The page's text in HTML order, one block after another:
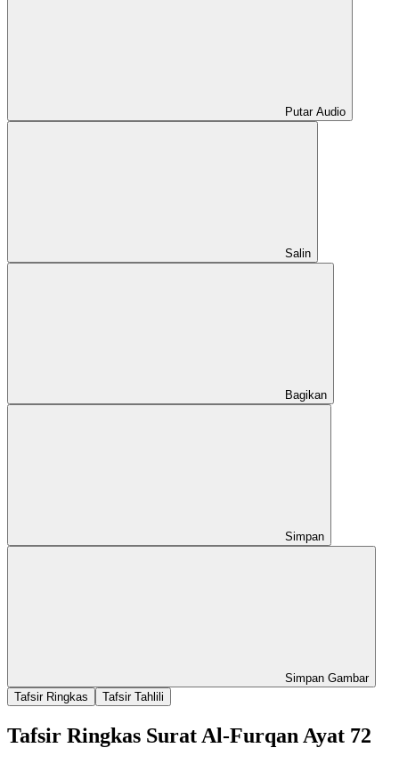
Putar Audio
Salin
Bagikan
Simpan
Simpan Gambar
Tafsir Ringkas
Tafsir Tahlili
Tafsir Ringkas Surat Al-Furqan Ayat 72